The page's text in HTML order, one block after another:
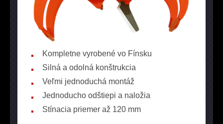
Kompletne vyrobené vo Fínsku
Silná a odolná konštrukcia
Veľmi jednoduchá montáž
Jednoducho odštiepi a naložia
Stínacia priemer až 120 mm